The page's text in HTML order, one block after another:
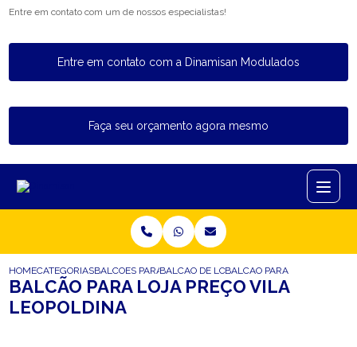
Entre em contato com um de nossos especialistas!
Entre em contato com a Dinamisan Modulados
Faça seu orçamento agora mesmo
HOMECATEGORIASBALCOES PARA LOJABALCAO DE LOJA COM VITRINE
BALCAO PARA LOJA PRECO
BALCÃO PARA LOJA PREÇO VILA
LEOPOLDINA